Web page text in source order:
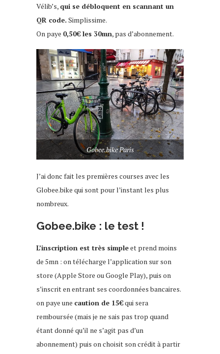
Vélib’s, qui se débloquent en scannant un
QR code. Simplissime.
On paye 0,50€ les 30mn, pas d’abonnement.
Gobee.bike Paris
J’ai donc fait les premières courses avec les
Globee.bike qui sont pour l’instant les plus
nombreux.
Gobee.bike : le test !
L’inscription est très simpleet prend moins
de 5mn : on télécharge l’application sur son
store (Apple Store ou Google Play), puis on
s’inscrit en entrant ses coordonnées bancaires.
on paye une caution de 15€qui sera
remboursée (mais je ne sais pas trop quand
étant donné qu’il ne s’agit pas d’un
abonnement) puis on choisit son crédit à partir